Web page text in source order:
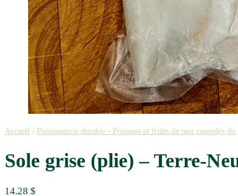
Accueil / Poissonnerie durable - Poissons et fruits de mer congelés
Sole grise (plie) – Terre-
14.28 $